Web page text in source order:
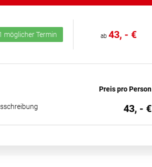
möglicher Termin ab 43, - €
Preis pro Person
43, - €